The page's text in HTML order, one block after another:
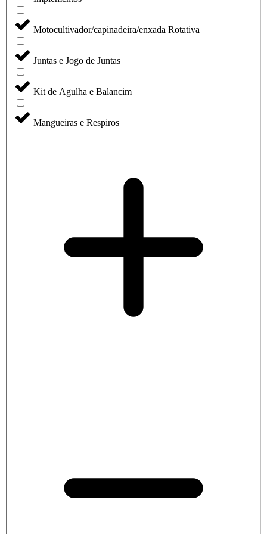
Motocultivador/capinadeira/enxada Rotativa
Juntas e Jogo de Juntas
Kit de Agulha e Balancim
Mangueiras e Respiros